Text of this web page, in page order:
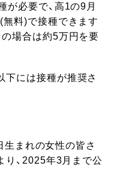
が必要で、高1の9月
料)で接種できます
の場合は約5万円を要
下には接種が推奨さ
まれの女性の皆さ
り、2025年3月まで公